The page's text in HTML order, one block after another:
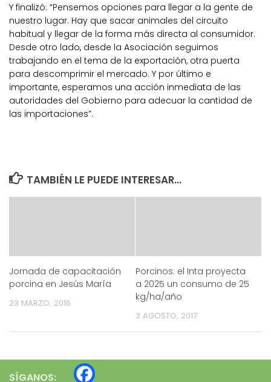
Y finalizó: “Pensemos opciones para llegar a la gente de
nuestro lugar. Hay que sacar animales del circuito
habitual y llegar de la forma más directa al consumidor.
Desde otro lado, desde la Asociación seguimos
trabajando en el tema de la exportación, otra puerta
para descomprimir el mercado. Y por último e
importante, esperamos una acción inmediata de las
autoridades del Gobierno para adecuar la cantidad de
las importaciones”.
TAMBIÉN LE PUEDE INTERESAR...
Jornada de capacitación
porcina en Jesús María
23 MARZO, 2016
Porcinos: el Inta proyecta
a 2025 un consumo de 25
kg/ha/año
3 AGOSTO, 2017
SÍGANOS: